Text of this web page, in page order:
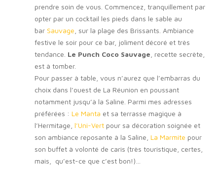
prendre soin de vous. Commencez, tranquillement par
opter par un cocktail les pieds dans le sable au
bar Sauvage , sur la plage des Brissants. Ambiance
festive le soir pour ce bar, joliment décoré et très
tendance. Le Punch Coco Sauvage , recette secrète,
est à tomber.
Pour passer à table, vous n’aurez que l’embarras du
choix dans l’ouest de La Réunion en poussant
notamment jusqu’à la Saline. Parmi mes adresses
préférées : Le Manta et sa terrasse magique à
l’Hermitage, l’Uni-Vert pour sa décoration soignée et
son ambiance reposante à la Saline, La Marmite pour
son buffet à volonté de caris (très touristique, certes,
mais, qu’est-ce que c’est bon!)…